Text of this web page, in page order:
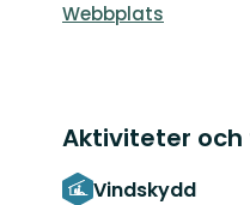
Webbplats
Aktiviteter
Vindskydd